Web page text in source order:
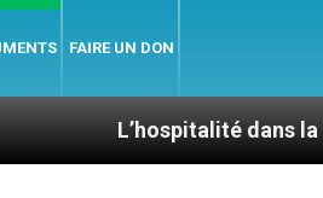
FAIRE UN DON
dans la Bible